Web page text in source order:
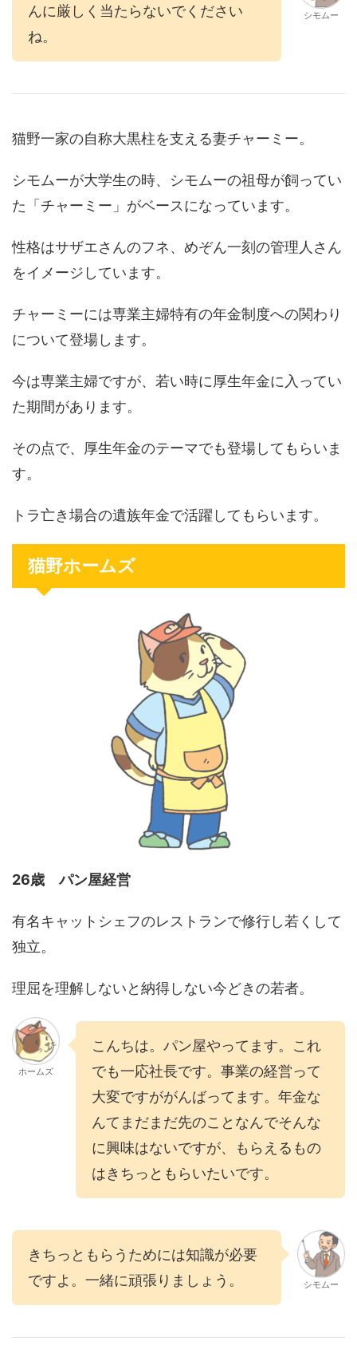
んに厳しく当たらないでください
ね。
シモムー
猫野一家の自称大黒柱を支える妻チャーミー。
シモムーが大学生の時、シモムーの祖母が飼ってい
た「チャーミー」がベースになっています。
性格はサザエさんのフネ、めぞん一刻の管理人さん
をイメージしています。
チャーミーには専業主婦特有の年金制度への関わり
について登場します。
今は専業主婦ですが、若い時に厚生年金に入ってい
た期間があります。
その点で、厚生年金のテーマでも登場してもらいま
す。
トラ亡き場合の遺族年金で活躍してもらいます。
猫野ホームズ
26歳 パン屋経営
有名キャットシェフのレストランで修行し若くして
独立。
理屈を理解しないと納得しない今どきの若者。
ホームズ
こんちは。パン屋やってます。これ
でも一応社長です。事業の経営って
大変ですががんばってます。年金な
んてまだまだ先のことなんでそんな
に興味はないですが、もらえるもの
はきちっともらいたいです。
きちっともらうためには知識が必要
ですよ。一緒に頑張りましょう。
シモムー